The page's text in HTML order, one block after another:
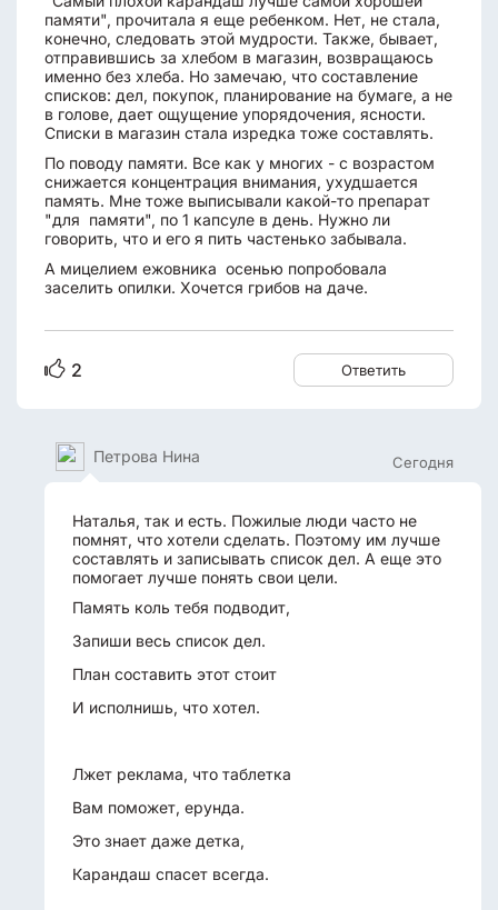
памяти", прочитала я еще ребенком. Нет, не стала,
конечно, следовать этой мудрости. Также, бывает,
отправившись за хлебом в магазин, возвращаюсь
именно без хлеба. Но замечаю, что составление
списков: дел, покупок, планирование на бумаге, а не
в голове, дает ощущение упорядочения, ясности.
Списки в магазин стала изредка тоже составлять.
По поводу памяти. Все как у многих - с возрастом
снижается концентрация внимания, ухудшается
память. Мне тоже выписывали какой-то препарат
"для памяти", по 1 капсуле в день. Нужно ли
говорить, что и его я пить частенько забывала.
А мицелием ежовника осенью попробовала
заселить опилки. Хочется грибов на даче.
2 Ответить
Сегодня
Петрова Нина
Наталья, так и есть. Пожилые люди часто не
помнят, что хотели сделать. Поэтому им лучше
составлять и записывать список дел. А еще это
помогает лучше понять свои цели.
Память коль тебя подводит,
Запиши весь список дел.
План составить этот стоит
И исполнишь, что хотел.
Лжет реклама, что таблетка
Вам поможет, ерунда.
Это знает даже детка,
Карандаш спасет всегда.